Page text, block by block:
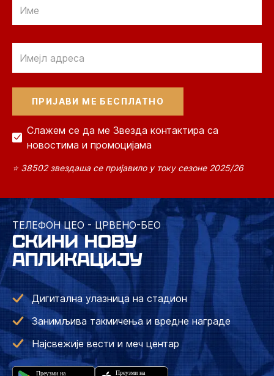
Слажем се да ме Звезда контактира са
новостима и промоцијама
⭐ 38502 звездаша се пријавило у току сезоне 2025/26
ТЕЛЕФОН ЦЕО - ЦРВЕНО-БЕО
СКИНИ НОВУ
АПЛИКАЦИЈУ
Дигитална улазница на стадион
Занимљива такмичења и вредне награде
Најсвежије вести и меч центар